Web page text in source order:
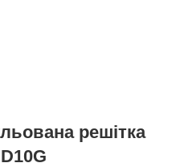
решітка